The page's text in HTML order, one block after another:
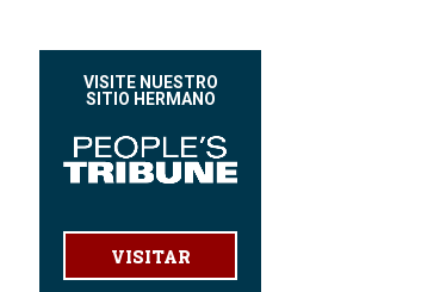
VISITE NUESTRO
SITIO HERMANO
VISITAR